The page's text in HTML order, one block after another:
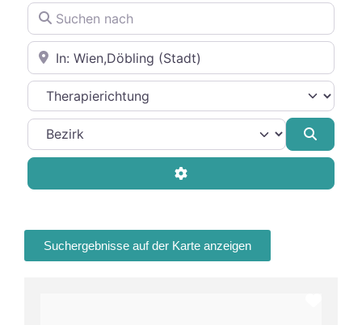
Suchen nach
In der Nähe
Therapierichtung
Advanced Filters
Suchergebnisse auf der Karte anzeigen